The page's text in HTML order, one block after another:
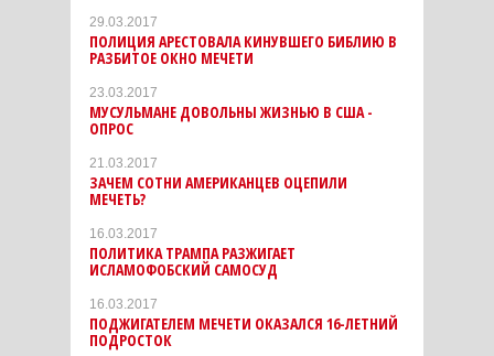
29.03.2017
ПОЛИЦИЯ АРЕСТОВАЛА КИНУВШЕГО БИБЛИЮ В
РАЗБИТОЕ ОКНО МЕЧЕТИ
23.03.2017
МУСУЛЬМАНЕ ДОВОЛЬНЫ ЖИЗНЬЮ В США -
ОПРОС
21.03.2017
ЗАЧЕМ СОТНИ АМЕРИКАНЦЕВ ОЦЕПИЛИ
МЕЧЕТЬ?
16.03.2017
ПОЛИТИКА ТРАМПА РАЗЖИГАЕТ
ИСЛАМОФОБСКИЙ САМОСУД
16.03.2017
ПОДЖИГАТЕЛЕМ МЕЧЕТИ ОКАЗАЛСЯ 16-ЛЕТНИЙ
ПОДРОСТОК